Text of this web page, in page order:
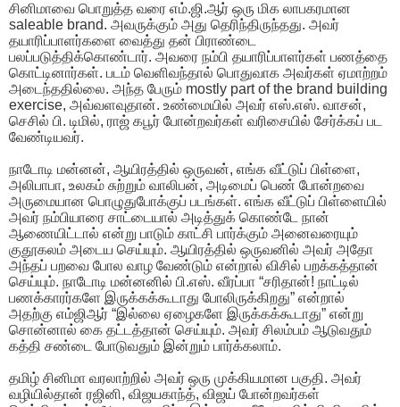
சினிமாவை பொறுத்த வரை எம்.ஜி.ஆர் ஒரு மிக லாபகரமான
saleable brand. அவருக்கும் அது தெரிந்திருந்தது. அவர்
தயாரிப்பாளர்களை வைத்து தன் பிராண்டை
பலப்படுத்திக்கொண்டார். அவரை நம்பி தயாரிப்பாளர்கள் பணத்தை
கொட்டினார்கள். படம் வெளிவந்தால் பொதுவாக அவர்கள் ஏமாற்றம்
அடைந்ததில்லை. அந்த பேரும் mostly part of the brand building
exercise, அவ்வளவுதான். உண்மையில் அவர் எஸ்.எஸ். வாசன்,
செசில் பி. டிமில், ராஜ் கபூர் போன்றவர்கள் வரிசையில் சேர்க்கப் பட
வேண்டியவர்.
நாடோடி மன்னன், ஆயிரத்தில் ஒருவன், எங்க வீட்டுப் பிள்ளை,
அலிபாபா, உலகம் சுற்றும் வாலிபன், அடிமைப் பெண் போன்றவை
அருமையான பொழுதுபோக்குப் படங்கள். எங்க வீட்டுப் பிள்ளையில்
அவர் நம்பியாரை சாட்டையால் அடித்துக் கொண்டே நான்
ஆணையிட்டால் என்று பாடும் காட்சி பார்க்கும் அனைவரையும்
குதூகலம் அடைய செய்யும். ஆயிரத்தில் ஒருவனில் அவர் அதோ
அந்தப் பறவை போல வாழ வேண்டும் என்றால் விசில் பறக்கத்தான்
செய்யும். நாடோடி மன்னனில் பி.எஸ். வீரப்பா “சரிதான்! நாட்டில்
பணக்காரர்களே இருக்கக்கூடாது போலிருக்கிறது” என்றால்
அதற்கு எம்ஜிஆர் “இல்லை ஏழைகளே இருக்கக்கூடாது” என்று
சொன்னால் கை தட்டத்தான் செய்யும். அவர் சிலம்பம் ஆடுவதும்
கத்தி சண்டை போடுவதும் இன்றும் பார்க்கலாம்.
தமிழ் சினிமா வரலாற்றில் அவர் ஒரு முக்கியமான பகுதி. அவர்
வழியில்தான் ரஜினி, விஜயகாந்த், விஜய் போன்றவர்கள்